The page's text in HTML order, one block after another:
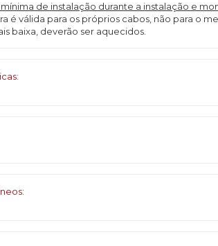
de instalação durante a instalação e
é válida para os próprios cabos, não para o
baixa, deverão ser aquecidos.